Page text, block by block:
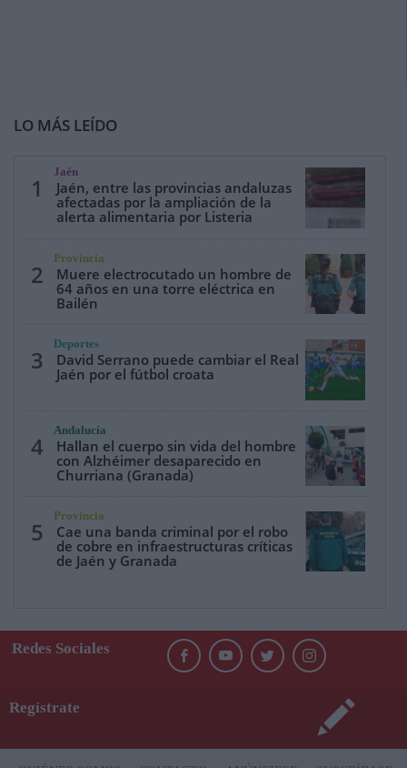
LO MÁS LEÍDO
1
Jaén
Jaén, entre las provincias andaluzas
afectadas por la ampliación de la
alerta alimentaria por Listeria
2
Provincia
Muere electrocutado un hombre de
64 años en una torre eléctrica en
Bailén
3
Deportes
David Serrano puede cambiar el Real
Jaén por el fútbol croata
4
Andalucía
Hallan el cuerpo sin vida del hombre
con Alzhéimer desaparecido en
Churriana (Granada)
5
Provincia
Cae una banda criminal por el robo
de cobre en infraestructuras críticas
de Jaén y Granada
Redes Sociales
Regístrate